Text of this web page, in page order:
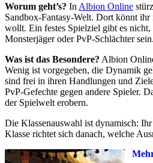
Worum geht’s? In Albion Online
Sandbox-Fantasy-Welt. Dort könnt
wollt. Ein festes Spielziel gibt es
Monsterjäger oder PvP-Schlächter sein.
Was ist das Besondere? Albion
Wenig ist vorgegeben, die Dynamik
sind frei in ihren Handlungen und
PvP-Gefechte gegen andere Spieler.
der Spielwelt erobern.
Die Klassenauswahl ist dynamisch:
Klasse richtet sich danach, welche